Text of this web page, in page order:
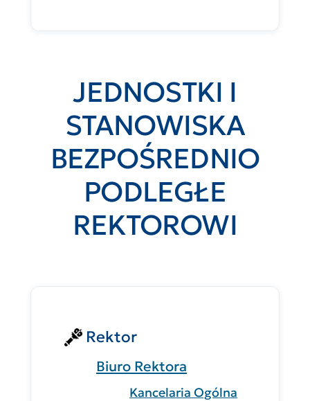
JEDNOSTKI I
STANOWISKA
BEZPOŚREDNIO
PODLEGŁE
REKTOROWI
Rektor
Biuro Rektora
Kancelaria Ogólna